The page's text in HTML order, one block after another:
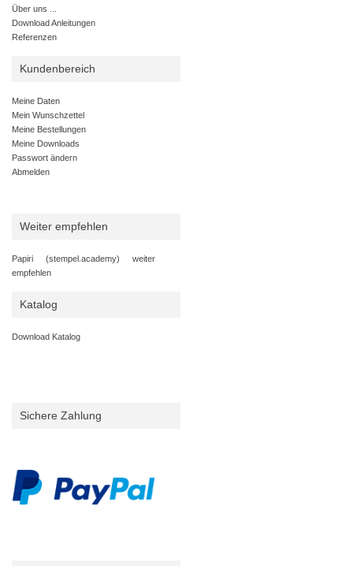
Über uns ...
Download Anleitungen
Referenzen
Kundenbereich
Meine Daten
Mein Wunschzettel
Meine Bestellungen
Meine Downloads
Passwort ändern
Abmelden
Weiter empfehlen
Papiri (stempel.academy) weiter
empfehlen
Katalog
Download Katalog
Sichere Zahlung